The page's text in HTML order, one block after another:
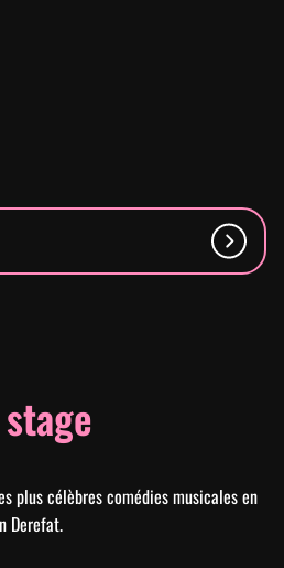
plus célèbres comédies musicales en
Derefat.